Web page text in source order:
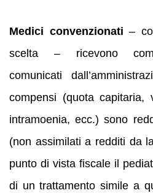
Medici convenzionati –
scelta – ricevono
comunicati
compensi (quota capitaria,
intramoenia, ecc.) sono
(non assimilati a redditi da
punto di vista fiscale il
di un trattamento simile a